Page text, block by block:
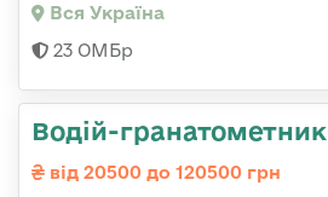
Вся Україна
23 ОМБр
Водій-гранатометник
від 20500 до 120500 грн